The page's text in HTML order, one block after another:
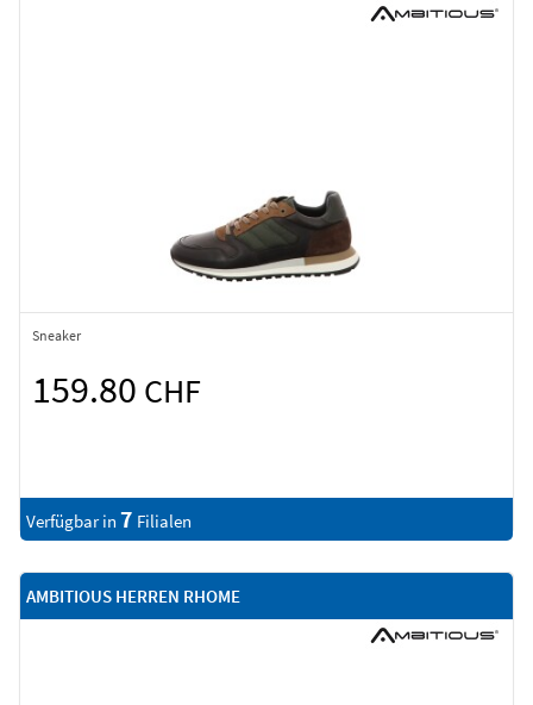
Sneaker
159.80 CHF
Verfügbar in 7 Filialen
AMBITIOUS HERREN RHOME